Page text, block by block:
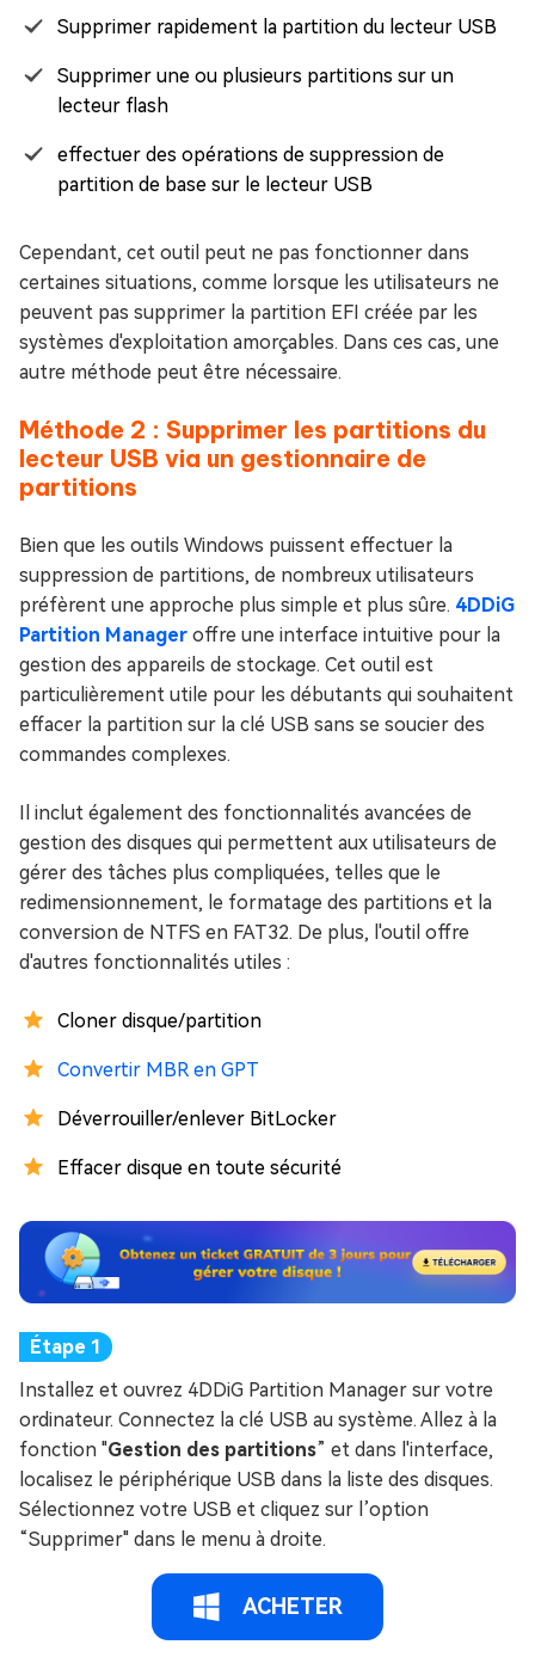
Supprimer rapidement la partition du lecteur USB
Supprimer une ou plusieurs partitions sur un
lecteur flash
effectuer des opérations de suppression de
partition de base sur le lecteur USB
Cependant, cet outil peut ne pas fonctionner dans
certaines situations, comme lorsque les utilisateurs ne
peuvent pas supprimer la partition EFI créée par les
systèmes d'exploitation amorçables. Dans ces cas, une
autre méthode peut être nécessaire.
Méthode 2 : Supprimer les partitions du
lecteur USB via un gestionnaire de
partitions
Bien que les outils Windows puissent effectuer la
suppression de partitions, de nombreux utilisateurs
préfèrent une approche plus simple et plus sûre. 4DDiG
Partition Manager offre une interface intuitive pour la
gestion des appareils de stockage. Cet outil est
particulièrement utile pour les débutants qui souhaitent
effacer la partition sur la clé USB sans se soucier des
commandes complexes.
Il inclut également des fonctionnalités avancées de
gestion des disques qui permettent aux utilisateurs de
gérer des tâches plus compliquées, telles que le
redimensionnement, le formatage des partitions et la
conversion de NTFS en FAT32. De plus, l'outil offre
d'autres fonctionnalités utiles :
Cloner disque/partition
Convertir MBR en GPT
Déverrouiller/enlever BitLocker
Effacer disque en toute sécurité
Installez et ouvrez 4DDiG Partition Manager sur votre
ordinateur. Connectez la clé USB au système. Allez à la
fonction "Gestion des partitions” et dans l'interface,
localisez le périphérique USB dans la liste des disques.
Sélectionnez votre USB et cliquez sur l’option
“Supprimer" dans le menu à droite.
ACHETER